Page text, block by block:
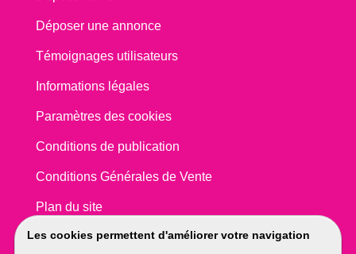
Les cookies permettent d'améliorer votre navigation
Déposer une annonce
Témoignages utilisateurs
Informations légales
Paramètres des cookies
Conditions de publication
Conditions Générales de Vente
Plan du site